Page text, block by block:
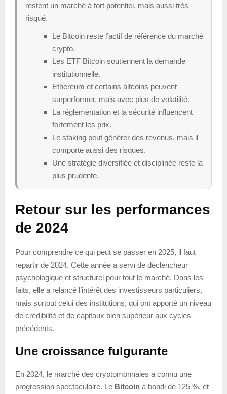
restent un marché à fort potentiel, mais aussi très
risqué.
Le Bitcoin reste l’actif de référence du marché
crypto.
Les ETF Bitcoin soutiennent la demande
institutionnelle.
Ethereum et certains altcoins peuvent
surperformer, mais avec plus de volatilité.
La réglementation et la sécurité influencent
fortement les prix.
Le staking peut générer des revenus, mais il
comporte aussi des risques.
Une stratégie diversifiée et disciplinée reste la
plus prudente.
Retour sur les performances
de 2024
Pour comprendre ce qui peut se passer en 2025, il faut
repartir de 2024. Cette année a servi de déclencheur
psychologique et structurel pour tout le marché. Dans les
faits, elle a relancé l’intérêt des investisseurs particuliers,
mais surtout celui des institutions, qui ont apporté un niveau
de crédibilité et de capitaux bien supérieur aux cycles
précédents.
Une croissance fulgurante
En 2024, le marché des cryptomonnaies a connu une
progression spectaculaire. Le Bitcoin a bondi de 125 %, et